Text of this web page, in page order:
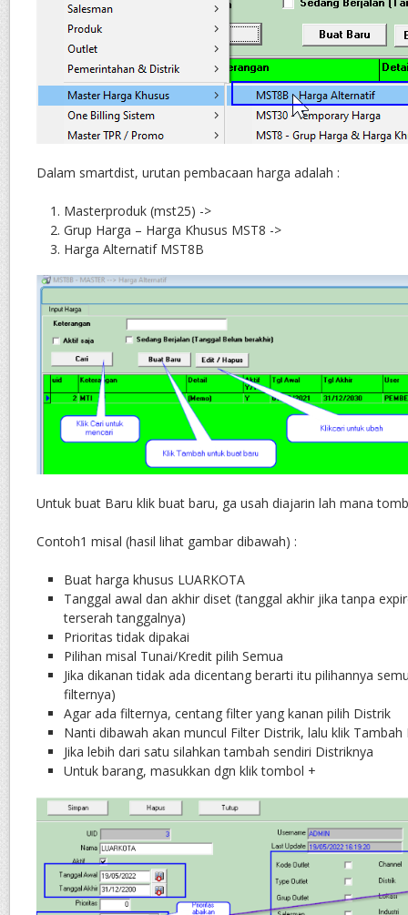
Dalam smartdist, urutan pembacaan harga adalah :
Masterproduk (mst25) ->
Grup Harga – Harga Khusus MST8 ->
Harga Alternatif MST8B
Untuk buat Baru klik buat baru, ga usah diajarin lah mana
Contoh1 misal (hasil lihat gambar dibawah) :
Buat harga khusus LUARKOTA
Tanggal awal dan akhir diset (tanggal akhir jika tanpa
terserah tanggalnya)
Prioritas tidak dipakai
Pilihan misal Tunai/Kredit pilih Semua
Jika dikanan tidak ada dicentang berarti itu pilihannya
filternya)
Agar ada filternya, centang filter yang kanan pilih Distrik
Nanti dibawah akan muncul Filter Distrik, lalu klik
Jika lebih dari satu silahkan tambah sendiri Distriknya
Untuk barang, masukkan dgn klik tombol +